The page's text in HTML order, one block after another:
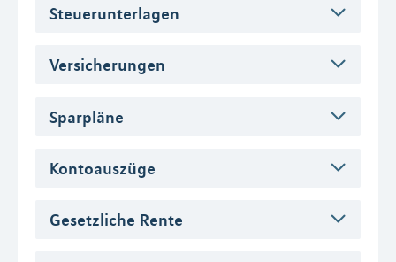
Steuerunterlagen
Versicherungen
Sparpläne
Kontoauszüge
Gesetzliche Rente